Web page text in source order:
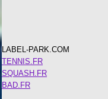
LABEL-PARK.COM
TENNIS.FR
SQUASH.FR
BAD.FR